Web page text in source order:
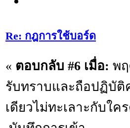
Re: กฎการใช้บอร์ด
« ตอบกลับ #6 เมื่อ: พฤ
รับทราบและถือปฏิบัติ
เดียวไม่ทะเลาะกับใค